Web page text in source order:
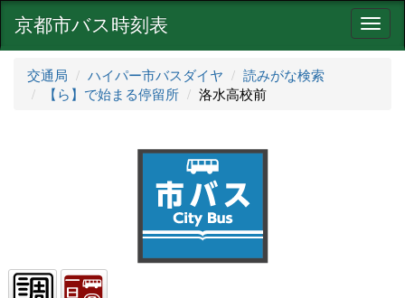
ナ
ビ
京都市バス時刻表
交通局 ハイパー市バスダイヤ
読みがな検索
【ら】で始まる停留所
洛水高校前